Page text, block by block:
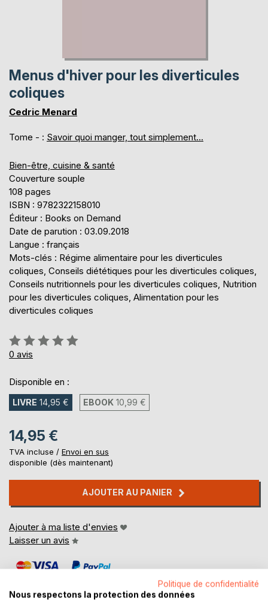
Menus d'hiver pour les diverticules
coliques
Cedric Menard
Tome - : Savoir quoi manger, tout simplement...
Bien-être, cuisine & santé
Couverture souple
108 pages
ISBN : 9782322158010
Éditeur : Books on Demand
Date de parution : 03.09.2018
Langue : français
Mots-clés : Régime alimentaire pour les diverticules
coliques, Conseils diététiques pour les diverticules coliques,
Conseils nutritionnels pour les diverticules coliques, Nutrition
pour les diverticules coliques, Alimentation pour les
diverticules coliques
Évaluation:
0%
0 avis
Disponible en :
LIVRE 14,95 € EBOOK 10,99 €
14,95 €
TVA incluse / Envoi en sus
disponible (dès maintenant)
AJOUTER AU PANIER
Ajouter à ma liste d'envies
Laisser un avis
Politique de confidentialité
Nous respectons la protection des données